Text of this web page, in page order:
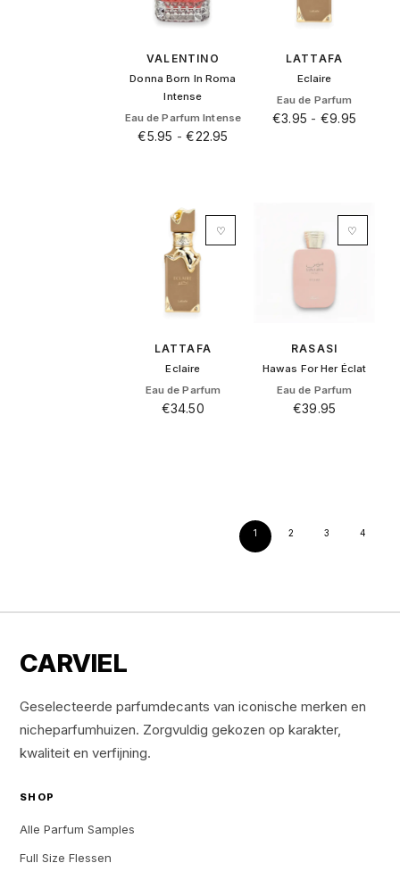
worden
op
productpagina
VALENTINO
Donna Born In Roma
Intense
Eau de Parfum Intense
€5.95 -€22.95
meerdere
variaties.
Deze
optie
kan
gekozen
de
productpagina
LATTAFA
Eclaire
Eau de Parfum
€3.95 -€9.95
Deze
optie
kan
worden
productpagina
LATTAFA
Eclaire
Eau de Parfum
€34.50
♡
RASASI
Hawas For Her Éclat
Eau de Parfum
€39.95
♡
1 2 3 4
CARVIEL
Geselecteerde parfumdecants van iconische merken en
nicheparfumhuizen. Zorgvuldig gekozen op karakter,
kwaliteit en verfijning.
SHOP
Alle Parfum Samples
Full Size Flessen